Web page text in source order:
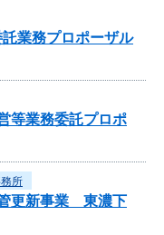
業務プロポーザル
等業務委託プロポ
所
管更新事業 東濃下